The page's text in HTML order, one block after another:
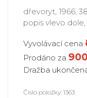
dřevoryt, 1966,
popis vlevo
Vyvolávací cena
Prodáno za 900
Dražba
Číslo položky: 1363